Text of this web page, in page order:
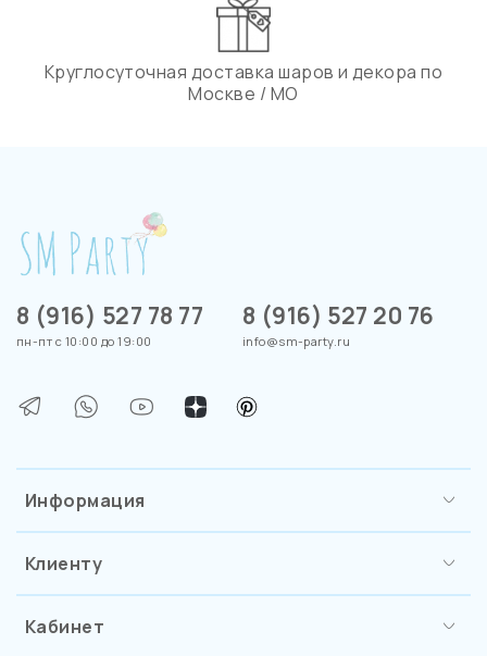
Круглосуточная доставка шаров и декора по
Москве / МО
Информация
Клиенту
Кабинет
8 (916) 527 78 77
пн-пт с 10:00 до 19:00
8 (916) 527 20 76
info@sm-party.ru